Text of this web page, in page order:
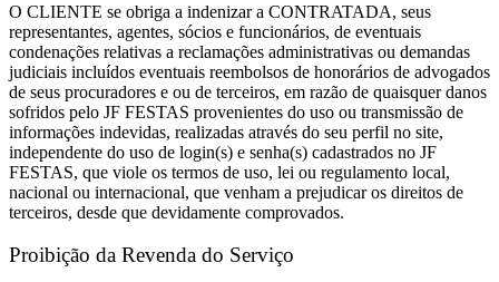
O CLIENTE se obriga a indenizar a CONTRATADA, seus
representantes, agentes, sócios e funcionários, de eventuais
condenações relativas a reclamações administrativas ou demandas
judiciais incluídos eventuais reembolsos de honorários de advogados
de seus procuradores e ou de terceiros, em razão de quaisquer danos
sofridos pelo JF FESTAS provenientes do uso ou transmissão de
informações indevidas, realizadas através do seu perfil no site,
independente do uso de login(s) e senha(s) cadastrados no JF
FESTAS, que viole os termos de uso, lei ou regulamento local,
nacional ou internacional, que venham a prejudicar os direitos de
terceiros, desde que devidamente comprovados.
Proibição da Revenda do Serviço